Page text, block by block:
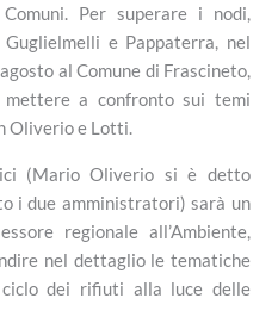
Per superare i nodi,
e Pappaterra, nel
al Comune di Frascineto,
mettere a confronto sui temi
Oliverio e Lotti.
(Mario Oliverio si è detto
i due amministratori) sarà un
regionale all’Ambiente,
nel dettaglio le tematiche
dei rifiuti alla luce delle